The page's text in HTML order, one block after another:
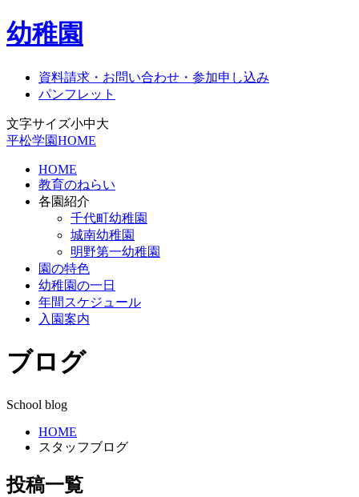
幼稚園
資料請求・お問い合わせ・参加申し込み
パンフレット
文字サイズ小中大
平松学園HOME
HOME
教育のねらい
各園紹介
千代町幼稚園
城南幼稚園
明野第一幼稚園
園の特色
幼稚園の一日
年間スケジュール
入園案内
ブログ
School blog
HOME
スタッフブログ
投稿一覧